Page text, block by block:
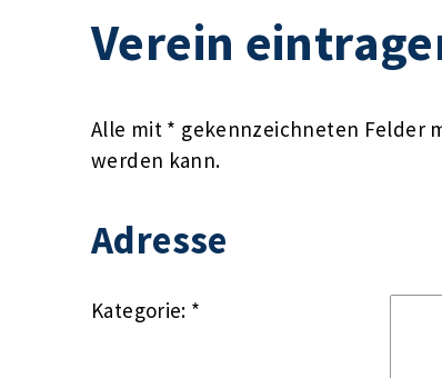
Verein
Alle mit * gekennzeichneten Felder
werden kann.
Adresse
Kategorie: *